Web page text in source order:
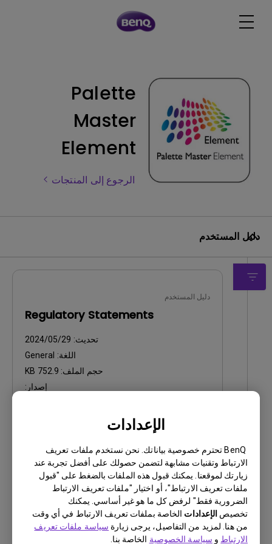
الإعدادات
BenQ تحترم خصوصية بياناتك. نحن نستخدم ملفات تعريف
الارتباط وتقنيات مشابهة لتضمن حصولك على أفضل تجربة عند
زيارتك لموقعنا. يمكنك قبول هذه الملفات بالضغط على "قبول
ملفات تعريف الارتباط"، أو اختيار "ملفات تعريف الارتباط
الضرورية فقط" لرفض كل ما هو غير أساسي. يمكنك
تخصيص الإعدادات الخاصة بملفات تعريف الارتباط في أي وقت
من هنا. لمزيد من التفاصيل، يرجى زيارة سياسة ملفات تعريف
الارتباط و سياسة الخصوصية الخاصة بنا.
Palette
Master
Element
الرجوع إلى المنتجات
دليل المستخدم
دليل المستخدم
Regulatory Statements
تحديث: 2024/05/29
اللغة: General
حجم الملف: 752.9 KB
إصدار:
دليل المستخدم
Safety Warning and Notice
تحديث:2021/01/06